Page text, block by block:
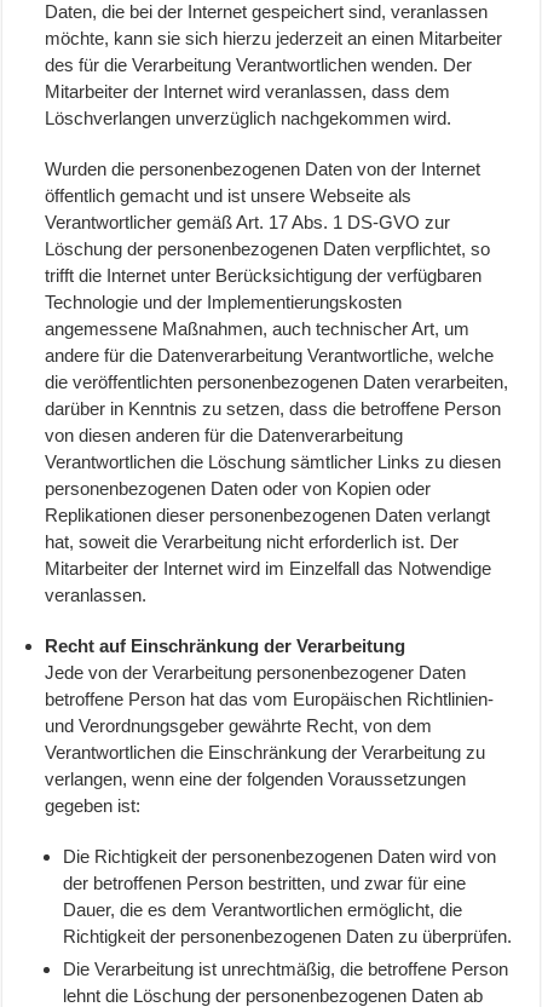
Daten, die bei der Internet gespeichert sind, veranlassen
möchte, kann sie sich hierzu jederzeit an einen Mitarbeiter
des für die Verarbeitung Verantwortlichen wenden. Der
Mitarbeiter der Internet wird veranlassen, dass dem
Löschverlangen unverzüglich nachgekommen wird.
Wurden die personenbezogenen Daten von der Internet
öffentlich gemacht und ist unsere Webseite als
Verantwortlicher gemäß Art. 17 Abs. 1 DS-GVO zur
Löschung der personenbezogenen Daten verpflichtet, so
trifft die Internet unter Berücksichtigung der verfügbaren
Technologie und der Implementierungskosten
angemessene Maßnahmen, auch technischer Art, um
andere für die Datenverarbeitung Verantwortliche, welche
die veröffentlichten personenbezogenen Daten verarbeiten,
darüber in Kenntnis zu setzen, dass die betroffene Person
von diesen anderen für die Datenverarbeitung
Verantwortlichen die Löschung sämtlicher Links zu diesen
personenbezogenen Daten oder von Kopien oder
Replikationen dieser personenbezogenen Daten verlangt
hat, soweit die Verarbeitung nicht erforderlich ist. Der
Mitarbeiter der Internet wird im Einzelfall das Notwendige
veranlassen.
Recht auf Einschränkung der Verarbeitung
Jede von der Verarbeitung personenbezogener Daten
betroffene Person hat das vom Europäischen Richtlinien-
und Verordnungsgeber gewährte Recht, von dem
Verantwortlichen die Einschränkung der Verarbeitung zu
verlangen, wenn eine der folgenden Voraussetzungen
gegeben ist:
Die Richtigkeit der personenbezogenen Daten wird von
der betroffenen Person bestritten, und zwar für eine
Dauer, die es dem Verantwortlichen ermöglicht, die
Richtigkeit der personenbezogenen Daten zu überprüfen.
Die Verarbeitung ist unrechtmäßig, die betroffene Person
lehnt die Löschung der personenbezogenen Daten ab